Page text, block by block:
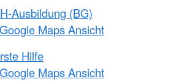
Ausbildung (BG)
Maps Ansicht
Hilfe
Maps Ansicht